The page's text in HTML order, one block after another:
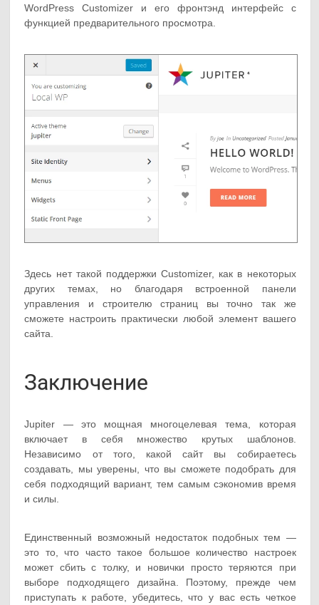
WordPress Customizer и его фронтэнд интерфейс с
функцией предварительного просмотра.
Здесь нет такой поддержки Customizer, как в некоторых
других темах, но благодаря встроенной панели
управления и строителю страниц вы точно так же
сможете настроить практически любой элемент вашего
сайта.
Заключение
Jupiter — это мощная многоцелевая тема, которая
включает в себя множество крутых шаблонов.
Независимо от того, какой сайт вы собираетесь
создавать, мы уверены, что вы сможете подобрать для
себя подходящий вариант, тем самым сэкономив время
и силы.
Единственный возможный недостаток подобных тем —
это то, что часто такое большое количество настроек
может сбить с толку, и новички просто теряются при
выборе подходящего дизайна. Поэтому, прежде чем
приступать к работе, убедитесь, что у вас есть четкое